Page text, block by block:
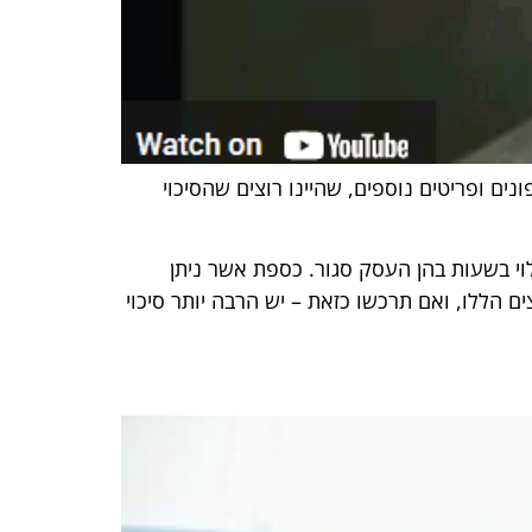
ופריטים נוספים, שהיינו רוצים שהסיכוי
בשעות בהן העסק סגור. כספת אשר ניתן
הללו, ואם תרכשו כזאת – יש הרבה יותר סיכוי